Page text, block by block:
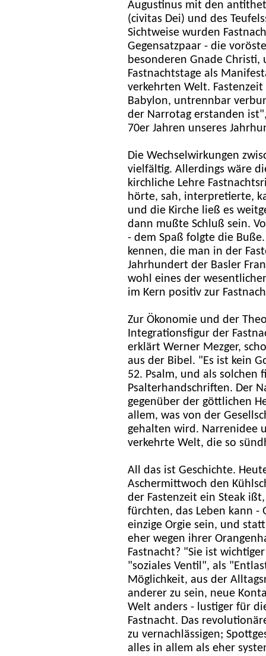
Augustinus mit den
(civitas Dei) und des
Sichtweise wurden
Gegensatzpaar - die
besonderen Gnade
Fastnachtstage als
verkehrten Welt.
Babylon, untrennbar
der Narrotag erstanden
70er Jahren unseres
Die Wechselwirkungen
vielfältig. Allerdings wäre
kirchliche Lehre
hörte, sah, interpretierte,
und die Kirche ließ es
dann mußte Schluß sein.
- dem Spaß folgte die
kennen, die man in der
Jahrhundert der Basler
wohl eines der
im Kern positiv zur
Zur Ökonomie und der
Integrationsfigur der
erklärt Werner Mezger,
aus der Bibel. "Es ist kein
52. Psalm, und als
Psalterhandschriften. Der
gegenüber der göttlichen
allem, was von der
gehalten wird. Narrenidee
verkehrte Welt, die so
All das ist Geschichte.
Aschermittwoch den
der Fastenzeit ein Steak
fürchten, das Leben kann -
einzige Orgie sein, und
eher wegen ihrer
Fastnacht? "Sie ist
"soziales Ventil", als
Möglichkeit, aus der
anderer zu sein, neue
Welt anders - lustiger für
Fastnacht. Das
zu vernachlässigen;
alles in allem als eher